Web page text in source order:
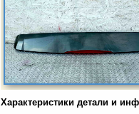
Характеристики детали и